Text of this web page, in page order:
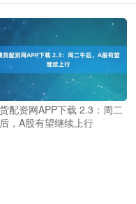
配资网APP下载 2.3：周二
，A股有望继续上行